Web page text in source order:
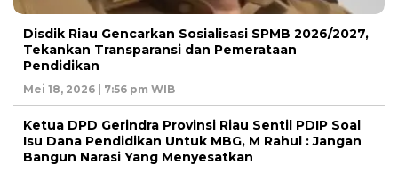
Disdik Riau Gencarkan Sosialisasi SPMB 2026/2027,
Tekankan Transparansi dan Pemerataan
Pendidikan
Mei 18, 2026 | 7:56 pm WIB
Ketua DPD Gerindra Provinsi Riau Sentil PDIP Soal
Isu Dana Pendidikan Untuk MBG, M Rahul : Jangan
Bangun Narasi Yang Menyesatkan